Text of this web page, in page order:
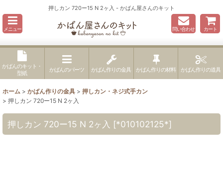
押しカン 720ー15 N 2ヶ入 - かばん屋さんのキット
メニュー 問い合わせ カート
かばんのキット・
型紙
かばんのパーツ かばん作りの金具 かばん作りの材料 かばん作りの道具
ホーム > かばん作りの金具 > 押しカン・ネジ式手カン
> 押しカン 720ー15 N 2ヶ入
押しカン 720ー15 N 2ヶ入 [*010102125*]